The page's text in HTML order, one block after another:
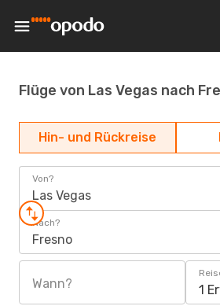
Flüge von Las Vegas nach
Hin- und Rückreise
Von?
Las Vegas
Nach?
Fresno
Wann? 1